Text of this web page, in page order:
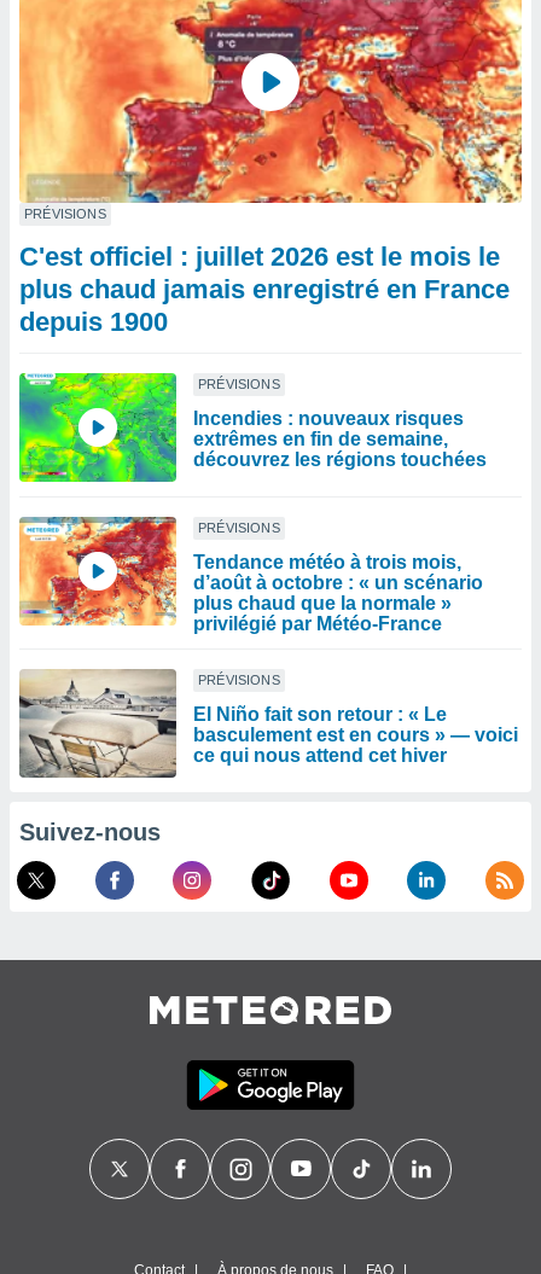
PRÉVISIONS
C'est officiel : juillet 2026 est le mois le
plus chaud jamais enregistré en France
depuis 1900
PRÉVISIONS
Incendies : nouveaux risques
extrêmes en fin de semaine,
découvrez les régions touchées
PRÉVISIONS
Tendance météo à trois mois,
d’août à octobre : « un scénario
plus chaud que la normale »
privilégié par Météo-France
PRÉVISIONS
El Niño fait son retour : « Le
basculement est en cours » — voici
ce qui nous attend cet hiver
Suivez-nous
Contact À propos de nous FAQ